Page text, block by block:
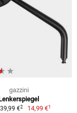
gazzini
€2 14,99 €1